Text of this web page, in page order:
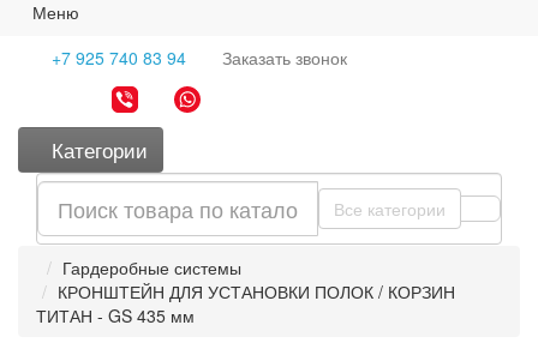
Меню
+7 925 740 83 94
Заказать звонок
Категории
Все категории
Гардеробные системы
КРОНШТЕЙН ДЛЯ УСТАНОВКИ ПОЛОК / КОРЗИН
ТИТАН - GS 435 мм